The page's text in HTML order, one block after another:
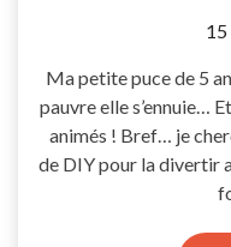
by
Ma petite puce de 5
pauvre elle s’ennuie…
animés ! Bref… je
de DIY pour la divertir